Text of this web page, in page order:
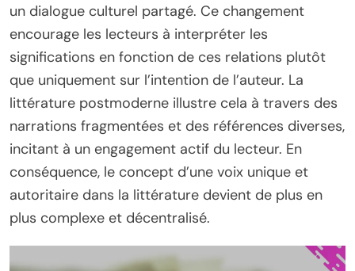
un dialogue culturel partagé. Ce changement
encourage les lecteurs à interpréter les
significations en fonction de ces relations plutôt
que uniquement sur l’intention de l’auteur. La
littérature postmoderne illustre cela à travers des
narrations fragmentées et des références diverses,
incitant à un engagement actif du lecteur. En
conséquence, le concept d’une voix unique et
autoritaire dans la littérature devient de plus en
plus complexe et décentralisé.